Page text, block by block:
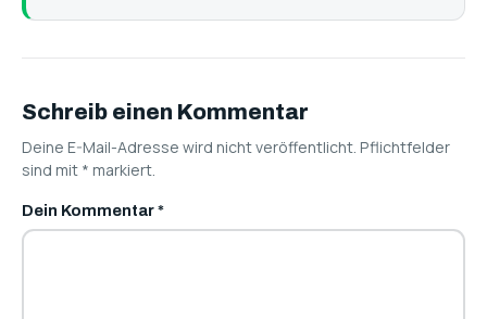
Schreib einen Kommentar
Deine E-Mail-Adresse wird nicht veröffentlicht. Pflichtfelder
sind mit * markiert.
Dein Kommentar*